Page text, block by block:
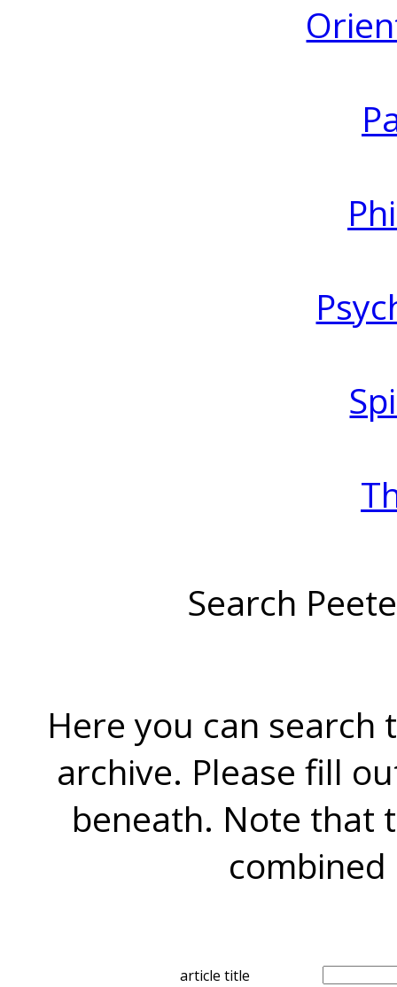
Search
Here you can search
archive. Please fill
beneath. Note that
combined
article title